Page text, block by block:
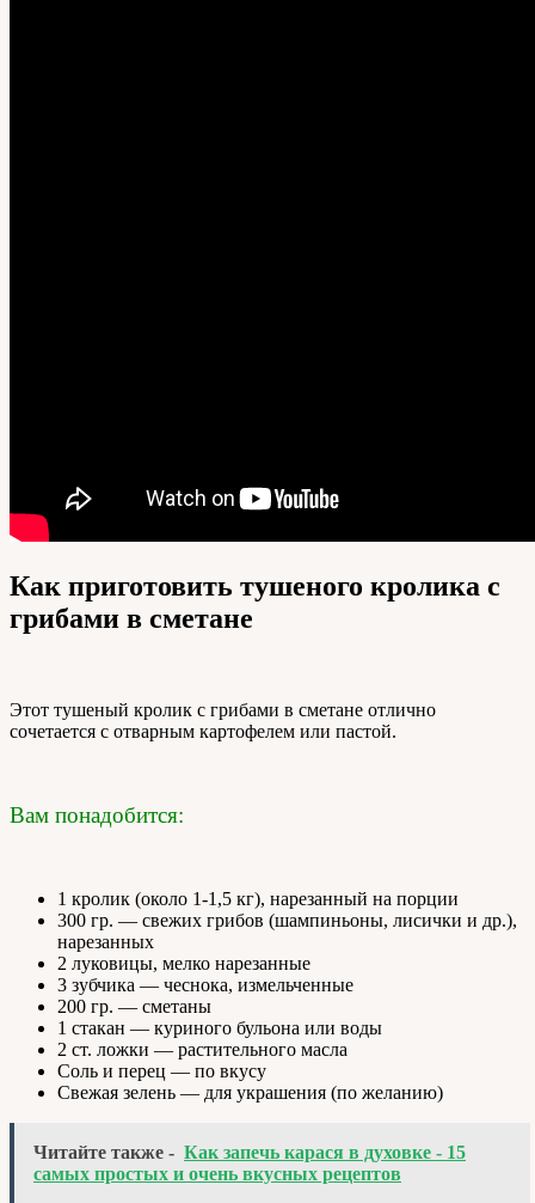
Как приготовить тушеного кролика с
грибами в сметане
Этот тушеный кролик с грибами в сметане отлично
сочетается с отварным картофелем или пастой.
Вам понадобится:
1 кролик (около 1-1,5 кг), нарезанный на порции
300 гр. — свежих грибов (шампиньоны, лисички и др.),
нарезанных
2 луковицы, мелко нарезанные
3 зубчика — чеснока, измельченные
200 гр. — сметаны
1 стакан — куриного бульона или воды
2 ст. ложки — растительного масла
Соль и перец — по вкусу
Свежая зелень — для украшения (по желанию)
Читайте также - Как запечь карася в духовке - 15
самых простых и очень вкусных рецептов